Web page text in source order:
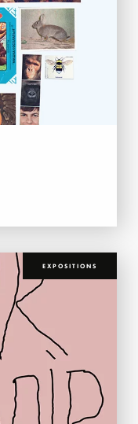
EXPOSITIONS